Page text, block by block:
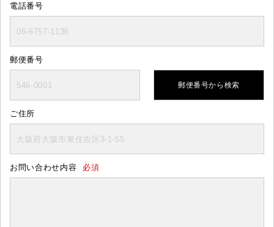
電話番号
郵便番号
郵便番号から 検索
ご住所
お問い合わせ内容 必須